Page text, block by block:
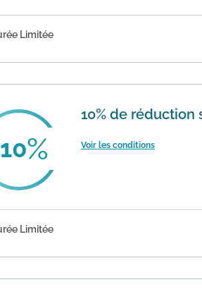
: L'opération propose un
Limitée
10
10% de
Voir les conditions
: Profitez de ce nouveau bon plan
Limitée